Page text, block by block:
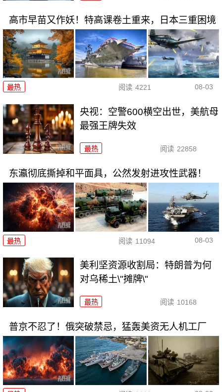
高市早苗又作妖！特高课卷土重来，日本三重困境
最热 阅读 4221 08-03
央视：空警600横空出世，美航母
最强王牌失效
最热 阅读 22858
东瀛彻底撕掉和平面具，公然发射进攻性武器！
最热 阅读 11094 08-03
美利坚资源收割局：特朗普为何
对乌稀土\"摊牌\"
最热 阅读 10168
普京不忍了！俄突破禁忌，猛轰美资无人机工厂